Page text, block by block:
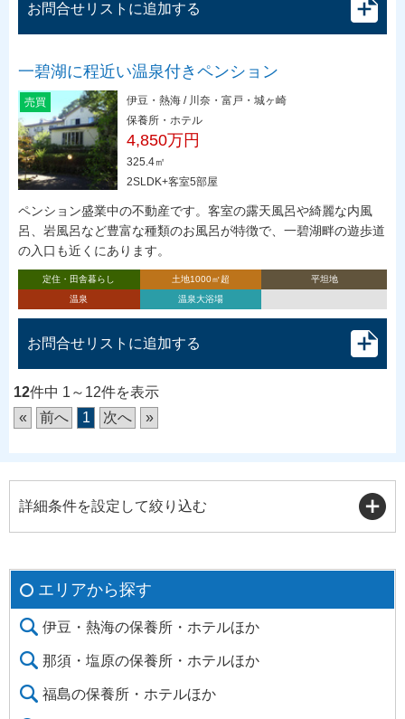
お問合せリストに追加する
一碧湖に程近い温泉付きペンション
売買
伊豆・熱海 / 川奈・富戸・城ヶ崎
保養所・ホテル
4,850万円
325.4㎡
2SLDK+客室5部屋
ペンション盛業中の不動産です。客室の露天風呂や綺麗な内風
呂、岩風呂など豊富な種類のお風呂が特徴で、一碧湖畔の遊歩道
の入口も近くにあります。
定住・田舎暮らし 土地1000㎡超
平坦地
温泉
温泉大浴場
お問合せリストに追加する
12件中 1～12件を表示
«
前へ 1 次へ »
詳細条件を設定して絞り込む
エリアから探す
伊豆・熱海の保養所・ホテルほか
那須・塩原の保養所・ホテルほか
福島の保養所・ホテルほか